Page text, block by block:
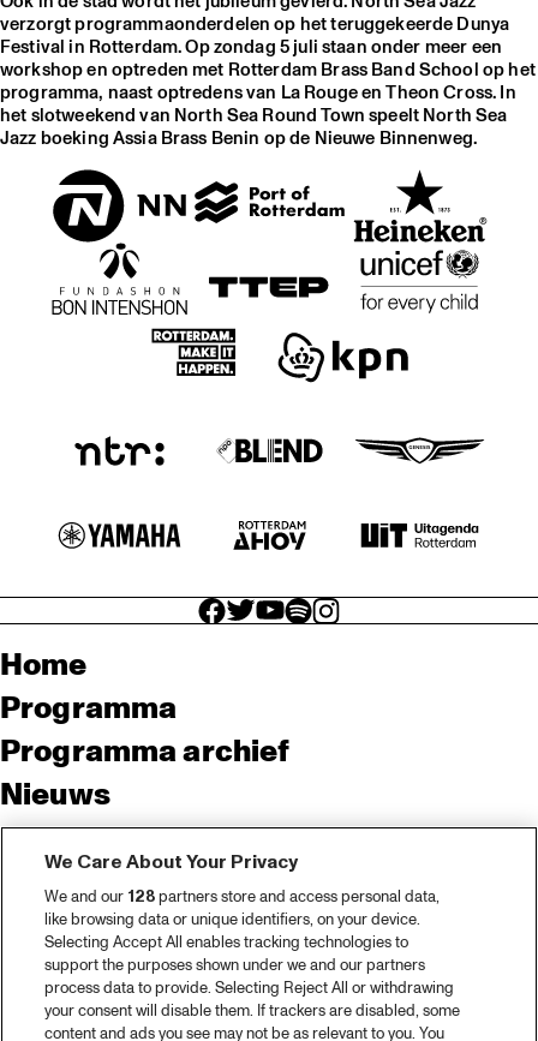
verzorgt programmaonderdelen op het teruggekeerde Dunya
Festival in Rotterdam. Op zondag 5 juli staan onder meer een
workshop en optreden met Rotterdam Brass Band School op het
programma, naast optredens van La Rouge en Theon Cross. In
het slotweekend van North Sea Round Town speelt North Sea
Jazz boeking Assia Brass Benin op de Nieuwe Binnenweg.
facebook icon
facebook icon
facebook icon
facebook icon
facebook icon
Home
Programma
Programma archief
Nieuws
Tickets
Videoterugblik 2025
2025 in webstories
Spotify
Partners
We Care About Your Privacy
We and our 128partners store and access personal data,
like browsing data or unique identifiers, on your device.
Selecting Accept All enables tracking technologies to
support the purposes shown under we and our partners
process data to provide. Selecting Reject All or withdrawing
your consent will disable them. If trackers are disabled, some
content and ads you see may not be as relevant to you. You